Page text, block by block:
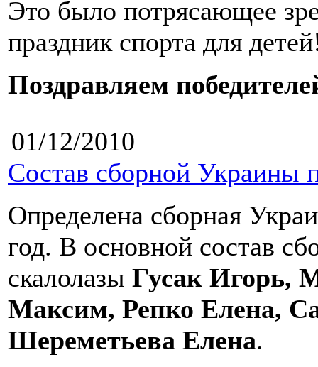
Это было потрясающее
праздник спорта для
Поздравляем
01/12/2010
Состав сборной Украины
Определена сборная
год. В основной состав
скалолазы Гусак Игорь,
Максим, Репко Елена,
Шереметьева Елена.